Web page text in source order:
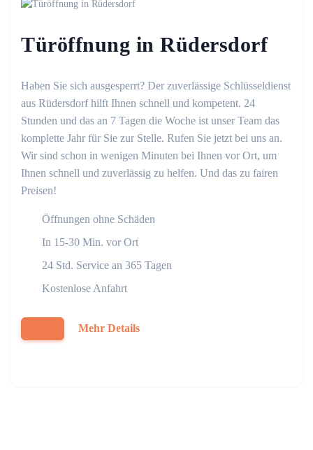
Türöffnung in Rüdersdorf
Haben Sie sich ausgesperrt? Der zuverlässige Schlüsseldienst
aus Rüdersdorf hilft Ihnen schnell und kompetent. 24
Stunden und das an 7 Tagen die Woche ist unser Team das
komplette Jahr für Sie zur Stelle. Rufen Sie jetzt bei uns an.
Wir sind schon in wenigen Minuten bei Ihnen vor Ort, um
Ihnen schnell und zuverlässig zu helfen. Und das zu fairen
Preisen!
Öffnungen ohne Schäden
In 15-30 Min. vor Ort
24 Std. Service an 365 Tagen
Kostenlose Anfahrt
Mehr Details